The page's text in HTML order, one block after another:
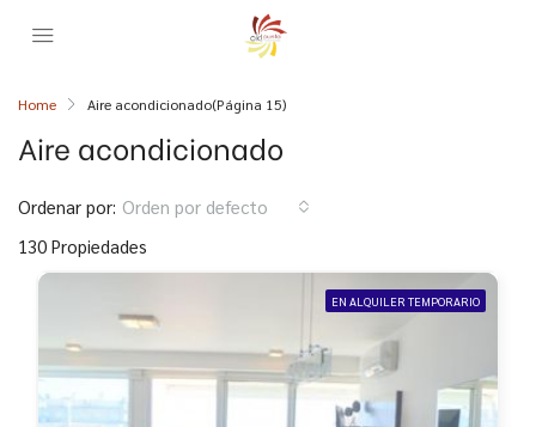
Home Aire acondicionado(Página 15)
Aire acondicionado
130 Propiedades
Ordenar por: Orden por defecto
EN ALQUILER TEMPORARIO